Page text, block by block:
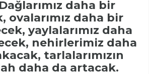
daha bir
ovalarımız daha bir
yaylalarımız daha
nehirlerimiz daha
tarlalarımızın
daha da artacak.